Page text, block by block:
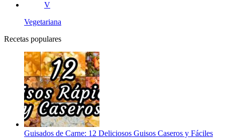
V
Vegetariana
Recetas populares
Guisados de Carne: 12 Deliciosos Guisos Caseros y Fáciles